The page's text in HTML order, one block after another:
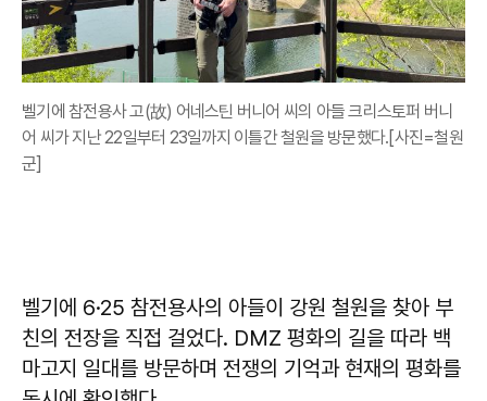
벨기에 참전용사 고(故) 어네스틴 버니어 씨의 아들 크리스토퍼 버니
어 씨가 지난 22일부터 23일까지 이틀간 철원을 방문했다.[사진=철원
군]
벨기에 6·25 참전용사의 아들이 강원 철원을 찾아 부
친의 전장을 직접 걸었다. DMZ 평화의 길을 따라 백
마고지 일대를 방문하며 전쟁의 기억과 현재의 평화를